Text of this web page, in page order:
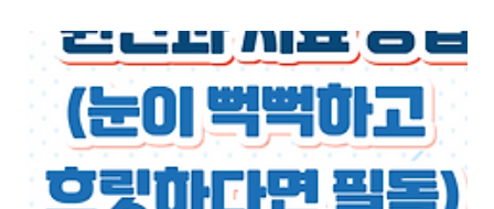
려웠지만, TCI의 경우 이러한 점을 보완했다고 볼 수 있는데요 이러한
TCI 검사를 직접 해보면서 가장 정확한 곳을 찾아봤습니다 (사실 제 인성
과 인격이 궁금해서 찾다보니 이렇게 글도 쓰게 되네요) 그럼 같이 검사
해보면서 본인이 지닌 인성에 대해서 자세히 살펴보겠습니다 목차 1. TCI
검사란? 쉽게 말해서 TCI 검사는 본인이 지니고 있는..